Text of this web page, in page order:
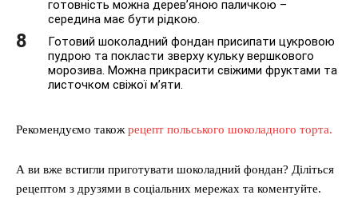
готовність можна дерев’яною паличкою –
середина має бути рідкою.
Готовий шоколадний фондан присипати цукровою
пудрою та покласти зверху кульку вершкового
морозива. Можна прикрасити свіжими фруктами та
листочком свіжої м’яти.
Рекомендуємо такожрецепт польського шоколадного торта.
А ви вже встигли приготувати шоколадний фондан? Діліться
рецептом з друзями в соціальних мережах та коментуйте.